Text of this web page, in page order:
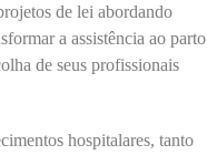
de lei abordando
a assistência ao parto
de seus profissionais
hospitalares, tanto